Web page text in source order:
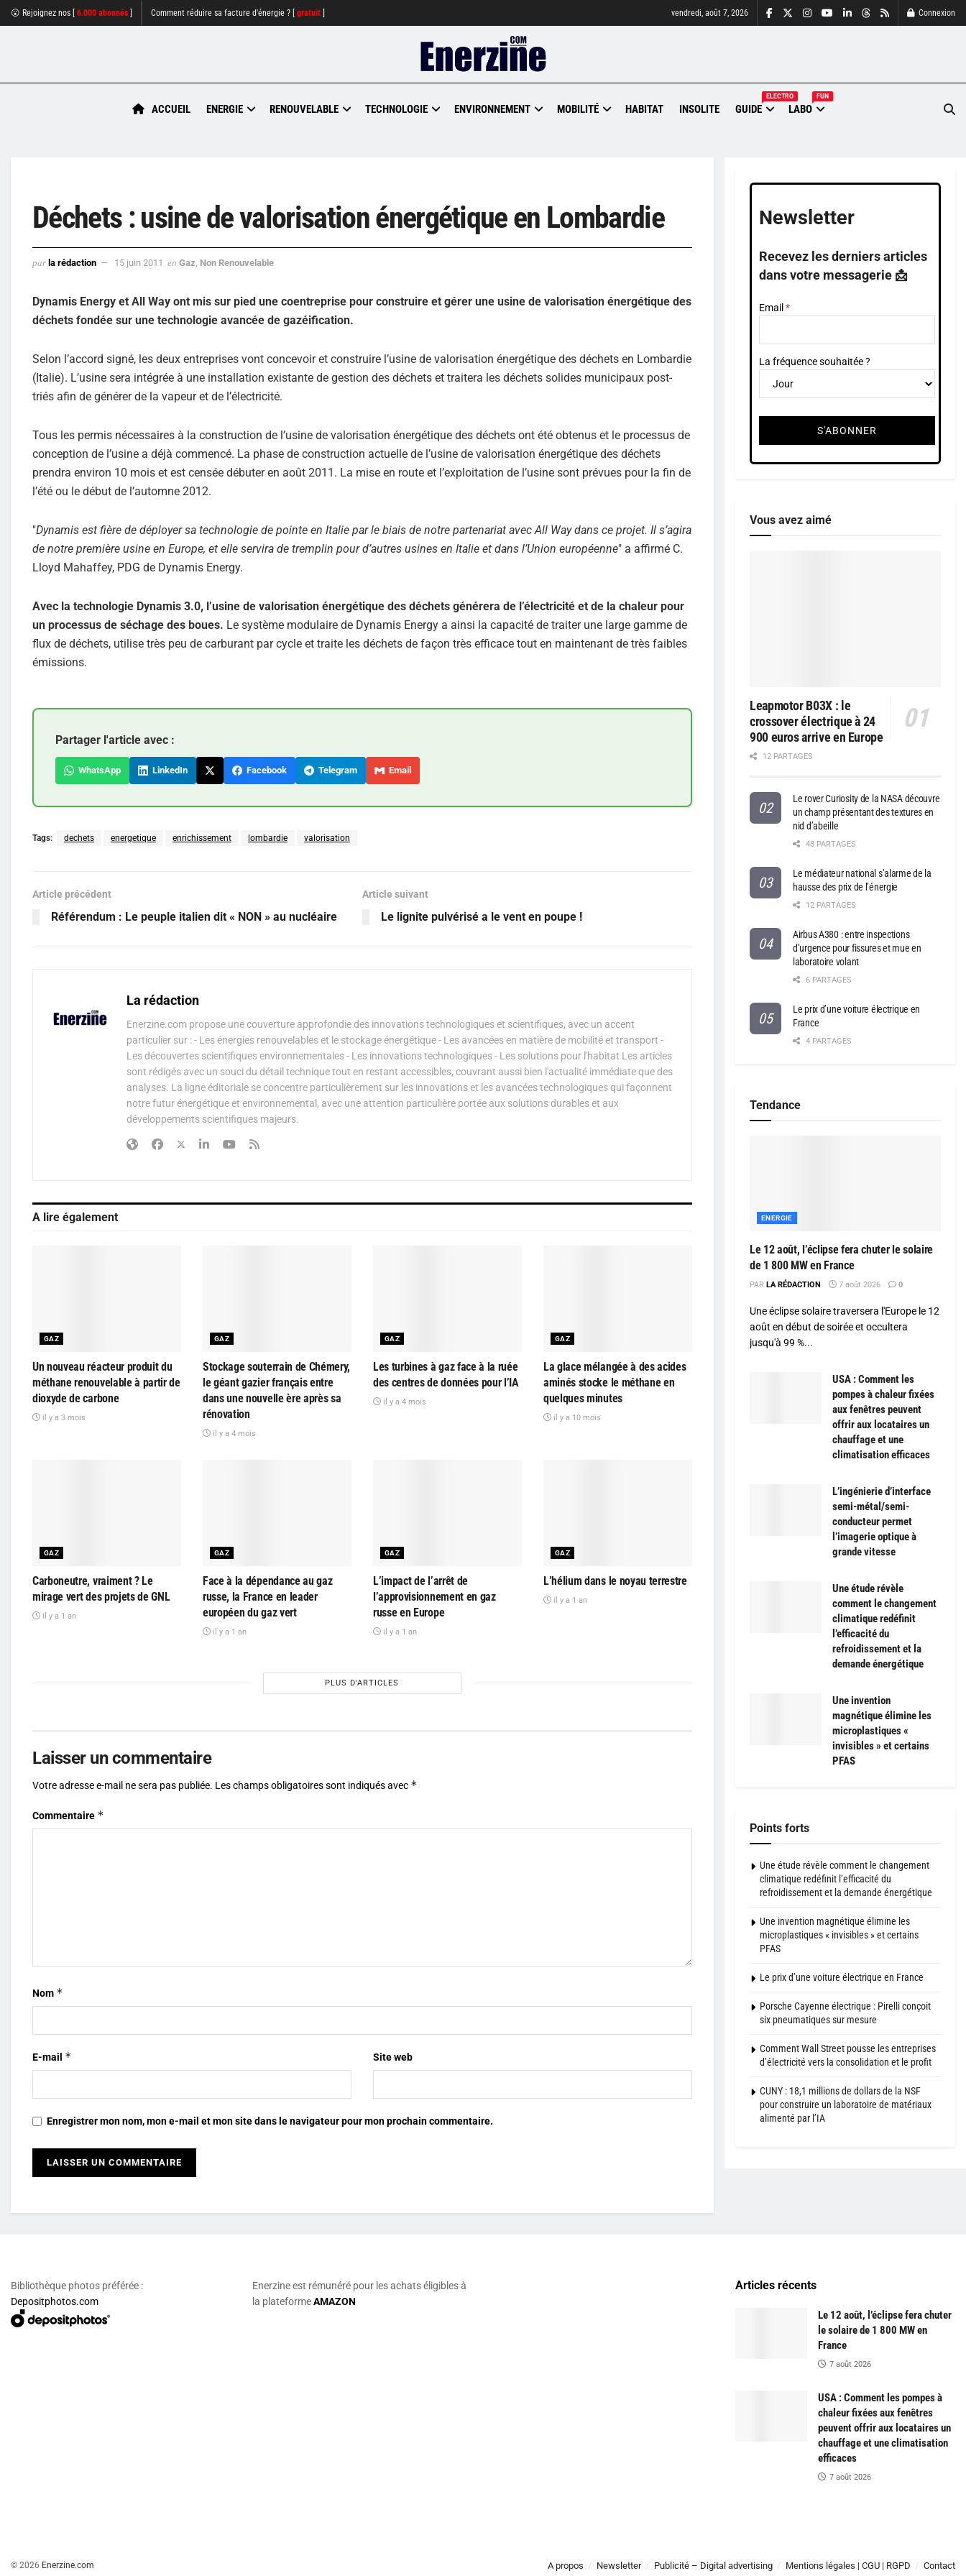
😮 Rejoignez nos [ 6.000 abonnés Comment réduire sa facture d'énergie ? [ gratuit vendredi, août 7, 2026 Connexion
ACCUEIL ENERGIE RENOUVELABLE TECHNOLOGIE ENVIRONNEMENT MOBILITÉ HABITAT INSOLITE GUIDE
ELECTRO
LABO
FUN
Déchets : usine de valorisation énergétique en Lombardie
par la rédaction 15 juin 2011 en Gaz Non Renouvelable
Dynamis Energy et All Way ont mis sur pied une coentreprise pour construire et gérer une usine de valorisation énergétique des
déchets fondée sur une technologie avancée de gazéification.
Selon l’accord signé, les deux entreprises vont concevoir et construire l’usine de valorisation énergétique des déchets en Lombardie
(Italie). L’usine sera intégrée à une installation existante de gestion des déchets et traitera les déchets solides municipaux post-
triés afin de générer de la vapeur et de l’électricité.
Tous les permis nécessaires à la construction de l’usine de valorisation énergétique des déchets ont été obtenus et le processus de
conception de l’usine a déjà commencé. La phase de construction actuelle de l’usine de valorisation énergétique des déchets
prendra environ 10 mois et est censée débuter en août 2011. La mise en route et l’exploitation de l’usine sont prévues pour la fin de
l’été ou le début de l’automne 2012.
"Dynamis est fière de déployer sa technologie de pointe en Italie par le biais de notre partenariat avec All Way dans ce projet. Il s’agira
de notre première usine en Europe, et elle servira de tremplin pour d’autres usines en Italie et dans l’Union européenne" a affirmé C.
Lloyd Mahaffey, PDG de Dynamis Energy.
Avec la technologie Dynamis 3.0, l’usine de valorisation énergétique des déchets générera de l’électricité et de la chaleur pour
un processus de séchage des boues. Le système modulaire de Dynamis Energy a ainsi la capacité de traiter une large gamme de
flux de déchets, utilise très peu de carburant par cycle et traite les déchets de façon très efficace tout en maintenant de très faibles
émissions.
Partager l'article avec :
WhatsApp LinkedIn Facebook Telegram Email
Tags: dechets energetique enrichissement lombardie valorisation
Article précédent
Référendum : Le peuple italien dit « NON » au nucléaire
Article suivant
Le lignite pulvérisé a le vent en poupe !
La rédaction
Enerzine.com propose une couverture approfondie des innovations technologiques et scientifiques, avec un accent
particulier sur : - Les énergies renouvelables et le stockage énergétique - Les avancées en matière de mobilité et transport -
Les découvertes scientifiques environnementales - Les innovations technologiques - Les solutions pour l'habitat Les articles
sont rédigés avec un souci du détail technique tout en restant accessibles, couvrant aussi bien l'actualité immédiate que des
analyses. La ligne éditoriale se concentre particulièrement sur les innovations et les avancées technologiques qui façonnent
notre futur énergétique et environnemental, avec une attention particulière portée aux solutions durables et aux
développements scientifiques majeurs.
A lire également
GAZ
Un nouveau réacteur produit du
méthane renouvelable à partir de
dioxyde de carbone
il y a 3 mois
GAZ
Stockage souterrain de Chémery,
le géant gazier français entre
dans une nouvelle ère après sa
rénovation
il y a 4 mois
GAZ
Les turbines à gaz face à la ruée
des centres de données pour l’IA
il y a 4 mois
GAZ
La glace mélangée à des acides
aminés stocke le méthane en
quelques minutes
il y a 10 mois
GAZ
Carboneutre, vraiment ? Le
mirage vert des projets de GNL
il y a 1 an
GAZ
Face à la dépendance au gaz
russe, la France en leader
européen du gaz vert
il y a 1 an
GAZ
L’impact de l’arrêt de
l’approvisionnement en gaz
russe en Europe
il y a 1 an
GAZ
L’hélium dans le noyau terrestre
il y a 1 an
PLUS D'ARTICLES
Laisser un commentaire
Votre adresse e-mail ne sera pas publiée. Les champs obligatoires sont indiqués avec *
Commentaire *
Nom *
E-mail * Site web
Enregistrer mon nom, mon e-mail et mon site dans le navigateur pour mon prochain commentaire.
Newsletter
Recevez les derniers articles
dans votre messagerie 📩
Email
La fréquence souhaitée ?
Vous avez aimé
Leapmotor B03X : le
crossover électrique à 24
900 euros arrive en Europe
12 PARTAGES
Le rover Curiosity de la NASA découvre
un champ présentant des textures en
nid d’abeille
48 PARTAGES
Le médiateur national s’alarme de la
hausse des prix de l’énergie
12 PARTAGES
Airbus A380 : entre inspections
d’urgence pour fissures et mue en
laboratoire volant
6 PARTAGES
Le prix d’une voiture électrique en
France
4 PARTAGES
Tendance
ENERGIE
Le 12 août, l’éclipse fera chuter le solaire
de 1 800 MW en France
PAR LA RÉDACTION 7 août 2026 0
Une éclipse solaire traversera l'Europe le 12
août en début de soirée et occultera
jusqu'à 99 %...
USA : Comment les
pompes à chaleur fixées
aux fenêtres peuvent
offrir aux locataires un
chauffage et une
climatisation efficaces
L’ingénierie d’interface
semi-métal/semi-
conducteur permet
l’imagerie optique à
grande vitesse
Une étude révèle
comment le changement
climatique redéfinit
l’efficacité du
refroidissement et la
demande énergétique
Une invention
magnétique élimine les
microplastiques «
invisibles » et certains
PFAS
Points forts
Une étude révèle comment le changement
climatique redéfinit l’efficacité du
refroidissement et la demande énergétique
Une invention magnétique élimine les
microplastiques « invisibles » et certains
PFAS
Le prix d’une voiture électrique en France
Porsche Cayenne électrique : Pirelli conçoit
six pneumatiques sur mesure
Comment Wall Street pousse les entreprises
d’électricité vers la consolidation et le profit
CUNY : 18,1 millions de dollars de la NSF
pour construire un laboratoire de matériaux
alimenté par l’IA
Bibliothèque photos préférée :
Depositphotos.com
Enerzine est rémunéré pour les achats éligibles à
la plateformeAMAZON
Articles récents
Le 12 août, l’éclipse fera chuter
le solaire de 1 800 MW en
France
7 août 2026
USA : Comment les pompes à
chaleur fixées aux fenêtres
peuvent offrir aux locataires un
chauffage et une climatisation
efficaces
7 août 2026
A propos Newsletter Publicité – Digital advertising Mentions légales | CGU | RGPD Contact
© 2026 Enerzine.com